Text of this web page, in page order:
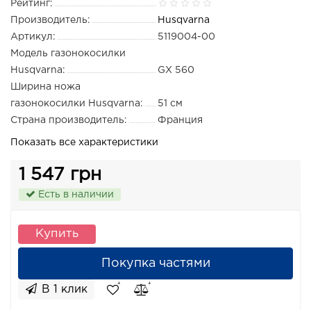
Рейтинг:
Производитель:
Husqvarna
Артикул:
5119004-00
Модель газонокосилки
Husqvarna:
GX 560
Ширина ножа
газонокосилки Husqvarna:
51 см
Страна производитель:
Франция
Показать все характеристики
1 547 грн
Есть в наличии
Купить
Покупка частями
В 1 клик